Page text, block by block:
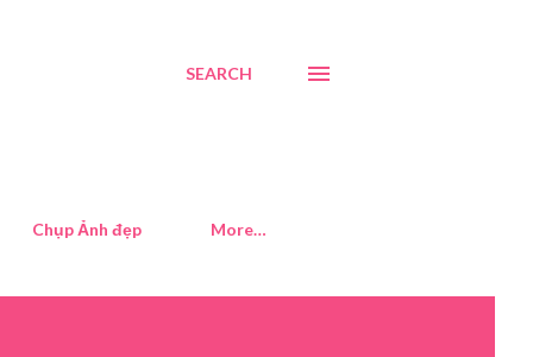
SEARCH
Chụp Ảnh đẹp More…